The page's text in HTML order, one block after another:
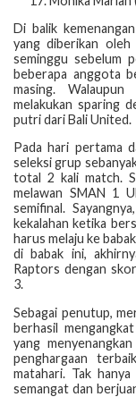
Di balik
yang diberikan
seminggu sebelum
beberapa anggota
masing.
melakukan sparing
putri dari Bali United.
Pada hari pertama
seleksi grup
total 2 kali match.
melawan SMAN 1
semifinal.
kekalahan ketika
harus melaju ke
di babak ini,
Raptors dengan
3.
Sebagai penutup,
berhasil
yang
penghargaan
matahari. Tak
semangat dan